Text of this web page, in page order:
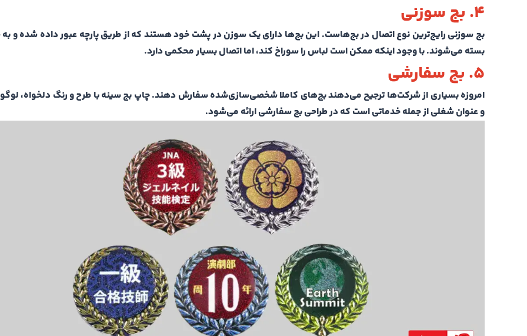
۴. بج سوزنی
بج سوزنی رایج‌ترین نوع اتصال در بج‌هاست. این بج‌ها دارای یک سوزن در پشت خود هستند که از طریق پارچه عبور داده شده و
بسته می‌شوند. با وجود اینکه ممکن است لباس را سوراخ کند، اما اتصال بسیار محکمی دارد.
۵. بج سفارشی
امروزه بسیاری از شرکت‌ها ترجیح می‌دهند بج‌های کاملا شخصی‌سازی‌شده سفارش دهند. چاپ بج سینه با طرح و رنگ دلخواه،
و عنوان شغلی از جمله خدماتی است که در طراحی بج سفارشی ارائه می‌شود.